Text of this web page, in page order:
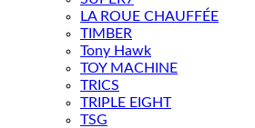
LA ROUE CHAUFFÉE
TIMBER
Tony Hawk
TOY MACHINE
TRICS
TRIPLE EIGHT
TSG